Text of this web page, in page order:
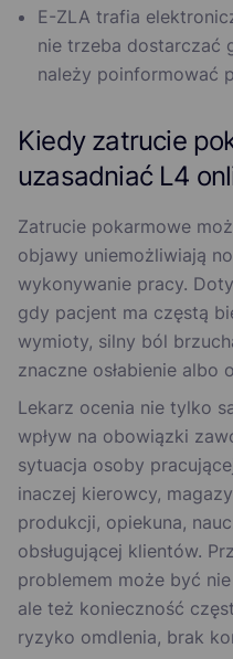
E-ZLA trafia
nie trzeba dostarczać
należy poinformować
Kiedy zatrucie
uzasadniać L4
Zatrucie pokarmowe
objawy uniemożliwiają
wykonywanie pracy.
gdy pacjent ma częstą
wymioty, silny ból
znaczne osłabienie albo
Lekarz ocenia nie tylko
wpływ na obowiązki
sytuacja osoby
inaczej kierowcy,
produkcji, opiekuna,
obsługującej klientów.
problemem może być
ale też konieczność
ryzyko omdlenia, brak